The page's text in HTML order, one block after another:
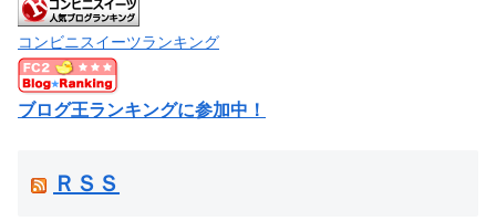
コンビニスイーツランキング
ブログ王ランキングに参加中！
ＲＳＳ